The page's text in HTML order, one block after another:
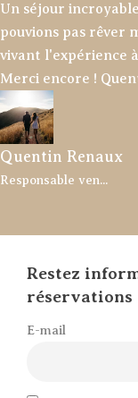
Un séjour
pouvions pas rêver
vivant l'expérience
Merci encore !
Quentin Renaux
Responsable ven...
Restez
réservations
E-mail